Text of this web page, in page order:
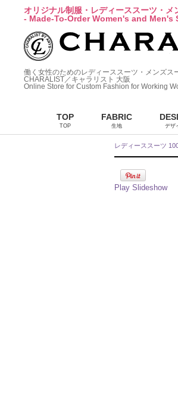
オリジナル制服・レディーススーツ・
- Made-To-Order Women's and
働く女性のためのレディーススーツ・メンズ
CHARALIST／キャラリスト 大阪
Online Store for Custom Fashion for Working
TOP
TOP
FABRIC
生地 デザ
レディーススーツ
Play Slideshow